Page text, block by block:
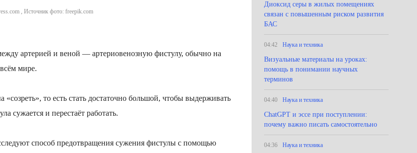
, Источник фото: freepik.com
артерией и веной — артериовенозную фистулу, обычно на
мире.
то есть стать достаточно большой, чтобы выдерживать
сужается и перестаёт работать.
способ предотвращения сужения фистулы с помощью
Диоксид серы в жилых помещениях
связан с повышенным риском развития
БАС
04:42 Наука и техника
Визуальные материалы на уроках:
помощь в понимании научных
терминов
04:40 Наука и техника
ChatGPT и эссе при поступлении:
почему важно писать самостоятельно
04:36 Наука и техника